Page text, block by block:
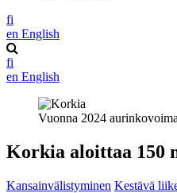
fi
en English
fi
en English
Vuonna 2024
Korkia aloittaa 150
Kansainvälistyminen Kestävä